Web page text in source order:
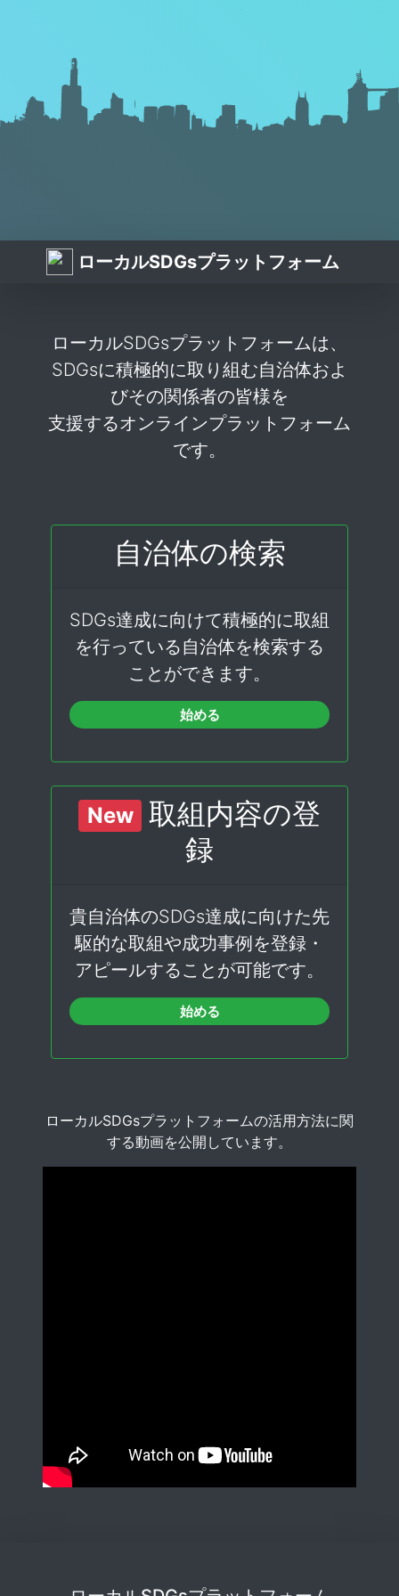
ローカルSDGsプラットフォーム
ローカルSDGsプラットフォームは、
SDGsに積極的に取り組む自治体およ
びその関係者の皆様を
支援するオンラインプラットフォーム
です。
自治体の検索
SDGs達成に向けて積極的に取組
を行っている自治体を検索する
ことができます。
始める
New
取組内容の登
録
貴自治体のSDGs達成に向けた先
駆的な取組や成功事例を登録・
アピールすることが可能です。
始める
ローカルSDGsプラットフォームの活用方法に関
する動画を公開しています。